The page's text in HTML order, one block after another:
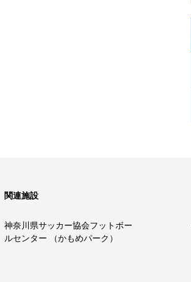
関連施設
神奈川県サッカー協会フットボー
ルセンター （かもめパーク）